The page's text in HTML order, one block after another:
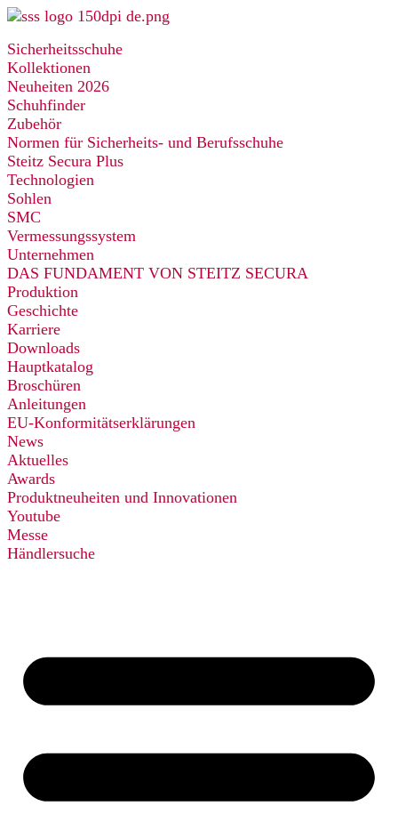
Zum
springen
Sicherheitsschuhe
Kollektionen
Neuheiten 2026
Schuhfinder
Zubehör
Normen für Sicherheits- und Berufsschuhe
Steitz Secura Plus
Technologien
Sohlen
SMC
Vermessungssystem
Unternehmen
DAS FUNDAMENT VON STEITZ SECURA
Produktion
Geschichte
Karriere
Downloads
Hauptkatalog
Broschüren
Anleitungen
EU-Konformitätserklärungen
News
Aktuelles
Awards
Produktneuheiten und Innovationen
Youtube
Messe
Händlersuche